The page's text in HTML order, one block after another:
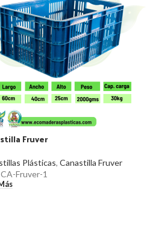
Fruver
Plásticas, Canastilla Fruver
CA-Fruver-1